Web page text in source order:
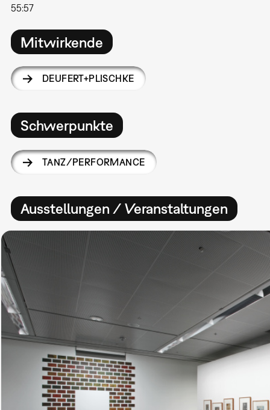
55:57
Mitwirkende
DEUFERT+PLISCHKE
Schwerpunkte
TANZ/PERFORMANCE
Ausstellungen / Veranstaltungen